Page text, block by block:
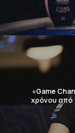
«Game
χρόνου από